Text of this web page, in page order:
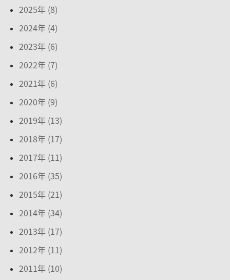
2025年 (8)
2024年 (4)
2023年 (6)
2022年 (7)
2021年 (6)
2020年 (9)
2019年 (13)
2018年 (17)
2017年 (11)
2016年 (35)
2015年 (21)
2014年 (34)
2013年 (17)
2012年 (11)
2011年 (10)